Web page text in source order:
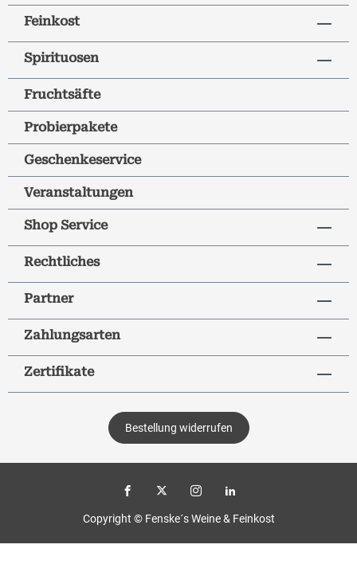
Feinkost
Spirituosen
Fruchtsäfte
Probierpakete
Geschenkeservice
Veranstaltungen
Shop Service
Rechtliches
Partner
Zahlungsarten
Zertifikate
Bestellung widerrufen
Copyright © Fenske´s Weine & Feinkost